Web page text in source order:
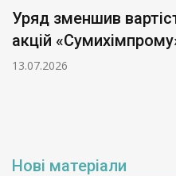
Уряд зменшив
акцій
13.07.2026
Нові матеріали